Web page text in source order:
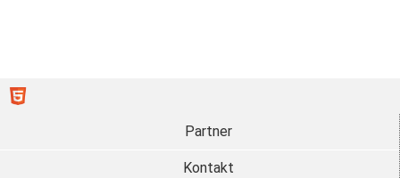
Partner
Kontakt